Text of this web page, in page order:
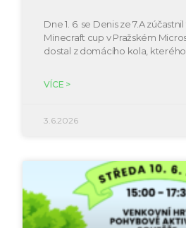
Dne 1. 6. se Denis ze 7.A
Minecraft cup v Pražském
dostal z domácího kola,
VÍCE >
3.6.2026